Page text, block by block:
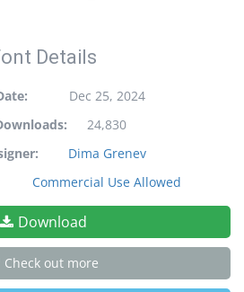
Details
Dec 25, 2024
24,830
Dima Grenev
Commercial Use Allowed
Download
Check out more